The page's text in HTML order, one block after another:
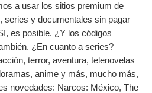
a usar los sitios premium de
es posible. ¿Y los códigos
¿En cuanto a series?
terror, aventura, telenovelas
anime y más, mucho más,
novedades: Narcos: México, The